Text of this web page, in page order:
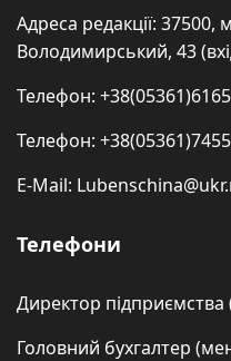
Адреса редакції:
Володимирський, 43
Телефон:
Телефон:
E-Mail:
Телефони
Директор підприємства
Головний бухгалтер